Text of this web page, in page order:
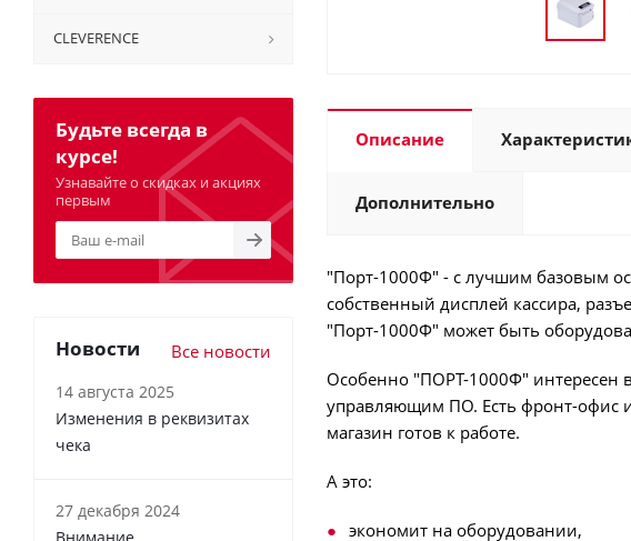
Описание
Дополнительно
"Порт-1000Ф" - с лучшим базовым
собственный дисплей кассира,
"Порт-1000Ф" может быть
Особенно "ПОРТ-1000Ф" интересен
управляющим ПО. Есть фронт-офис и
магазин готов к работе.
А это:
экономит на оборудовании,
CLEVERENCE
Будьте всегда в
курсе!
Узнавайте о скидках и акциях
первым
Новости Все новости
14 августа 2025
Изменения в реквизитах
чека
27 декабря 2024